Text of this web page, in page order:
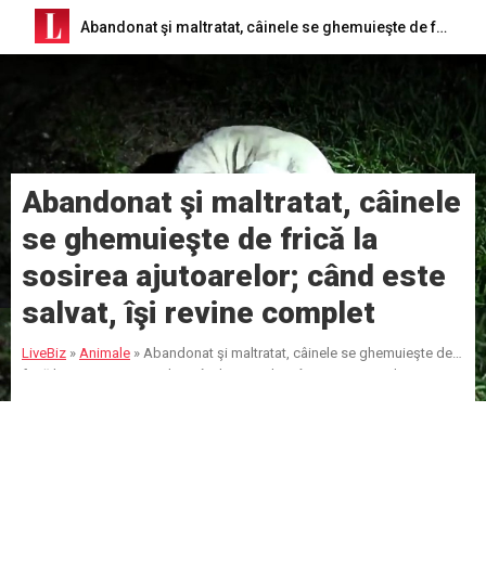
Abandonat şi maltratat, câinele se ghemuieşte de frică la sosirea ajutoarelor; când este salvat, îşi revine complet
Abandonat şi maltratat, câinele
se ghemuieşte de frică la
sosirea ajutoarelor; când este
salvat, îşi revine complet
LiveBiz » Animale » Abandonat şi maltratat, câinele se ghemuieşte de
frică la sosirea ajutoarelor; când este salvat, îşi revine complet